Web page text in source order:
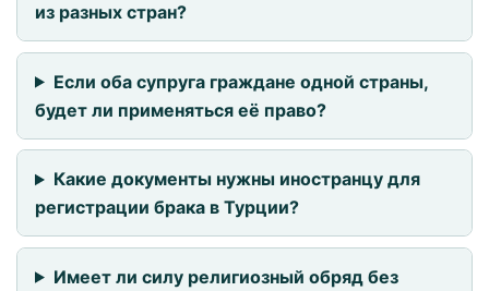
из разных стран?
Если оба супруга граждане одной страны,
будет ли применяться её право?
Какие документы нужны иностранцу для
регистрации брака в Турции?
Имеет ли силу религиозный обряд без